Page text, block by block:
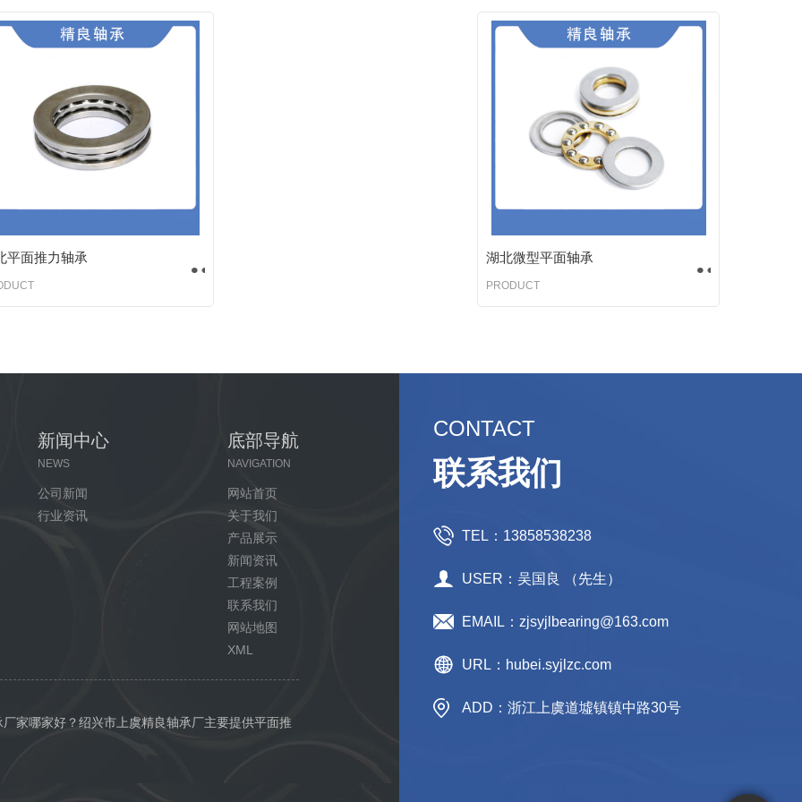
平面推力轴承 湖北微型平面轴承
PRODUCT
新闻中心
NEWS
公司新闻
行业资讯
底部导航
NAVIGATION
网站首页
关于我们
产品展示
新闻资讯
工程案例
联系我们
网站地图
XML
家哪家好？绍兴市上虞精良轴承厂主要提供平面推
CONTACT
联系我们
TEL：13858538238
USER：吴国良 （先生）
EMAIL：zjsyjlbearing@163.com
URL：hubei.syjlzc.com
ADD：浙江上虞道墟镇镇中路30号